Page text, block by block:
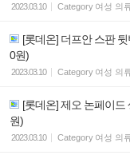
2023.03.10 Category 여성 의
[롯데온] 더프안 스판
0원)
2023.03.10 Category 여성 의
[롯데온] 제오 논페이드
원)
2023.03.10 Category 여성 의